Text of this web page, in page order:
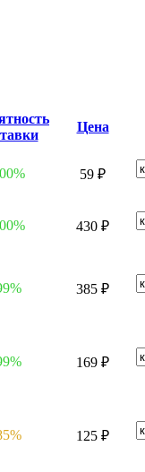
Цена
59 ₽
430 ₽
385 ₽
169 ₽
125 ₽